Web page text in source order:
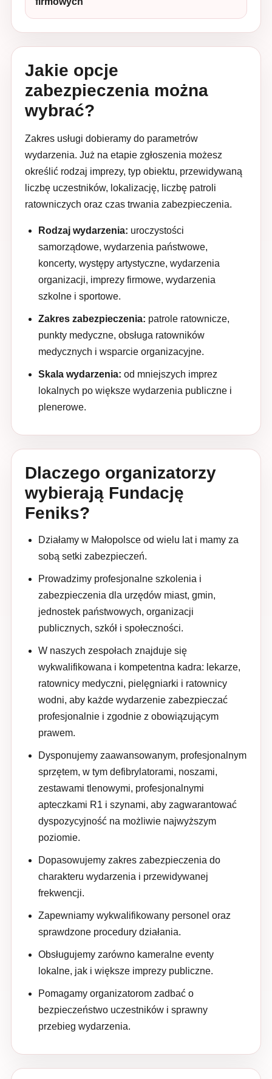
Jakie opcje
zabezpieczenia można
wybrać?
Zakres usługi dobieramy do parametrów
wydarzenia. Już na etapie zgłoszenia możesz
określić rodzaj imprezy, typ obiektu, przewidywaną
liczbę uczestników, lokalizację, liczbę patroli
ratowniczych oraz czas trwania zabezpieczenia.
Rodzaj wydarzenia: uroczystości
samorządowe, wydarzenia państwowe,
koncerty, występy artystyczne, wydarzenia
organizacji, imprezy firmowe, wydarzenia
szkolne i sportowe.
Zakres zabezpieczenia: patrole ratownicze,
punkty medyczne, obsługa ratowników
medycznych i wsparcie organizacyjne.
Skala wydarzenia: od mniejszych imprez
lokalnych po większe wydarzenia publiczne i
plenerowe.
Dlaczego organizatorzy
wybierają Fundację
Feniks?
Działamy w Małopolsce od wielu lat i mamy za
sobą setki zabezpieczeń.
Prowadzimy profesjonalne szkolenia i
zabezpieczenia dla urzędów miast, gmin,
jednostek państwowych, organizacji
publicznych, szkół i społeczności.
W naszych zespołach znajduje się
wykwalifikowana i kompetentna kadra: lekarze,
ratownicy medyczni, pielęgniarki i ratownicy
wodni, aby każde wydarzenie zabezpieczać
profesjonalnie i zgodnie z obowiązującym
prawem.
Dysponujemy zaawansowanym, profesjonalnym
sprzętem, w tym defibrylatorami, noszami,
zestawami tlenowymi, profesjonalnymi
apteczkami R1 i szynami, aby zagwarantować
dyspozycyjność na możliwie najwyższym
poziomie.
Dopasowujemy zakres zabezpieczenia do
charakteru wydarzenia i przewidywanej
frekwencji.
Zapewniamy wykwalifikowany personel oraz
sprawdzone procedury działania.
Obsługujemy zarówno kameralne eventy
lokalne, jak i większe imprezy publiczne.
Pomagamy organizatorom zadbać o
bezpieczeństwo uczestników i sprawny
przebieg wydarzenia.